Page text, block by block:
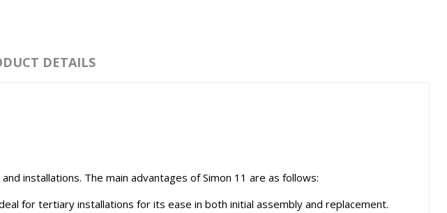
DETAILS
installations. The main advantages of Simon 11 are as follows:
for tertiary installations for its ease in both initial assembly and replacement.